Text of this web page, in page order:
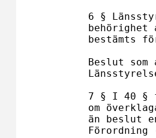
6 §
bestämts
Beslut
7 § I 40 §
om
än beslut
Förordning